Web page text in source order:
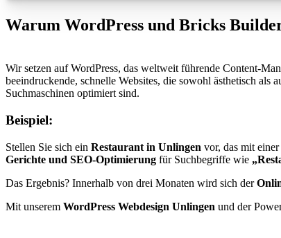
Warum WordPress und Bricks
Wir setzen auf WordPress, das weltweit führende Content-
beeindruckende, schnelle Websites, die sowohl ästhetisch
Suchmaschinen optimiert sind.
Beispiel:
Stellen Sie sich ein Restaurant in Unlingen vor, das mit
Gerichte und SEO-Optimierung für Suchbegriffe wie
Das Ergebnis? Innerhalb von drei Monaten wird sich der
Mit unserem WordPress Webdesign Unlingen und der